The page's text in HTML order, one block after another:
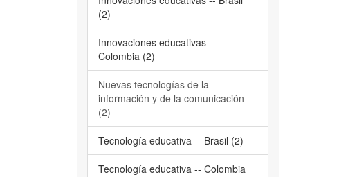
(2)
Innovaciones educativas --
Colombia (2)
Nuevas tecnologías de la
información y de la comunicación
(2)
Tecnología educativa -- Brasil (2)
Tecnología educativa -- Colombia